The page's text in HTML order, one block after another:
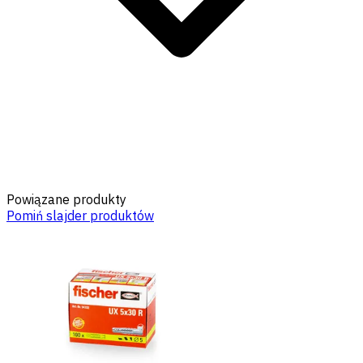
Powiązane produkty
Pomiń slajder produktów